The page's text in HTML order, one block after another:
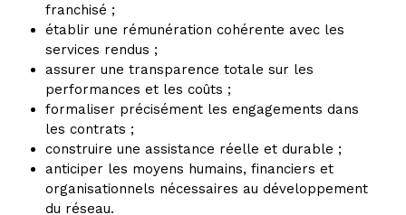
franchisé ;
établir une rémunération cohérente avec les
services rendus ;
assurer une transparence totale sur les
performances et les coûts ;
formaliser précisément les engagements dans
les contrats ;
construire une assistance réelle et durable ;
anticiper les moyens humains, financiers et
organisationnels nécessaires au développement
du réseau.